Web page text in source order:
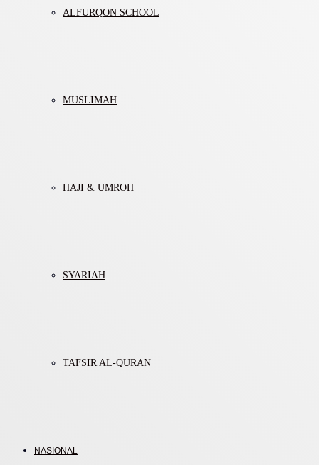
ALFURQON SCHOOL
MUSLIMAH
HAJI & UMROH
SYARIAH
TAFSIR AL-QURAN
NASIONAL